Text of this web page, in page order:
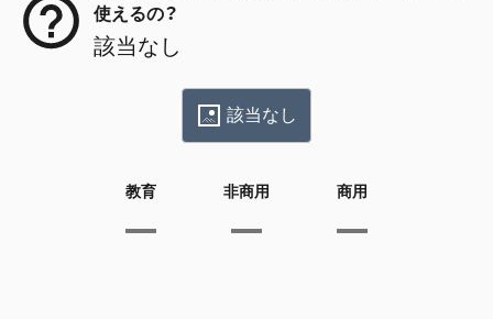
使えるの？
該当なし
該当なし
教育 非商用 商用